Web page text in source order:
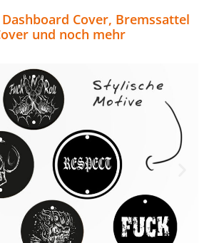
Cover, Bremssattel
und noch mehr